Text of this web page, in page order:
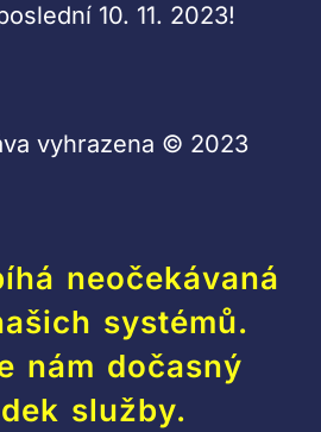
10. 11. 2023!
vyhrazena © 2023
neočekávaná
systémů.
nám dočasný
služby.